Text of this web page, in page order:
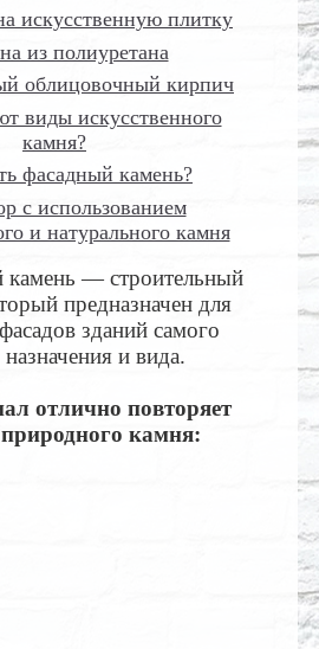
искусственную плитку
из полиуретана
облицовочный кирпич
виды искусственного
камня?
фасадный камень?
с использованием
и натурального камня
камень — строительный
предназначен для
зданий самого
и вида.
отлично повторяет
камня: